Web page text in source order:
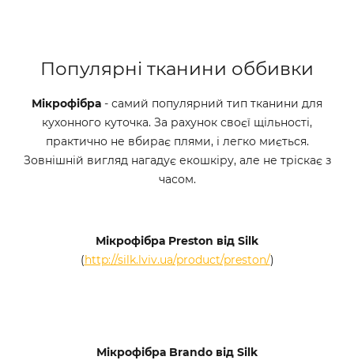
Популярні тканини оббивки
Мікрофібра - самий популярний тип тканини для
кухонного куточка. За рахунок своєї щільності,
практично не вбирає плями, і легко миється.
Зовнішній вигляд нагадує екошкіру, але не тріскає з
часом.
Мікрофібра Preston від Silk
(http://silk.lviv.ua/product/preston/)
Мікрофібра Brando від Silk